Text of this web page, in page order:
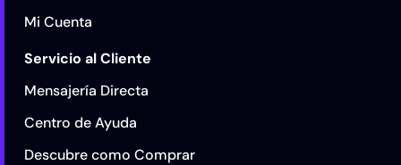
Mi Cuenta
Servicio al Cliente
Mensajería Directa
Centro de Ayuda
Descubre como Comprar